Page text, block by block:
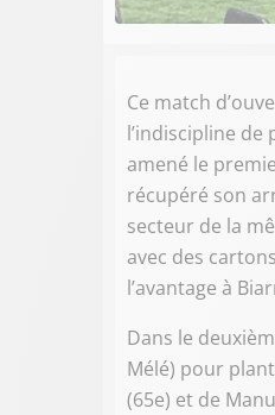
Ce match
l’indiscipline
amené le
récupéré son
secteur de la
avec des
l’avantage à
Dans le
Mélé) pour
(65e) et de